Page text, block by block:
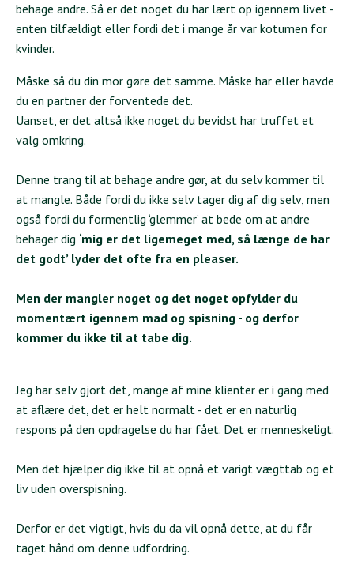
behage andre. Så er det noget du har lært op igennem livet -
enten tilfældigt eller fordi det i mange år var kotumen for
kvinder.
Måske så du din mor gøre det samme. Måske har eller havde
du en partner der forventede det.
Uanset, er det altså ikke noget du bevidst har truffet et
valg omkring.
Denne trang til at behage andre gør, at du selv kommer til
at mangle. Både fordi du ikke selv tager dig af dig selv, men
også fordi du formentlig ‘glemmer’ at bede om at andre
behager dig ‘mig er det ligemeget med, så længe de har
det godt’ lyder det ofte fra en pleaser.
Men der mangler noget og det noget opfylder du
momentært igennem mad og spisning - og derfor
kommer du ikke til at tabe dig.
Jeg har selv gjort det, mange af mine klienter er i gang med
at aflære det, det er helt normalt - det er en naturlig
respons på den opdragelse du har fået. Det er menneskeligt.
Men det hjælper dig ikke til at opnå et varigt vægttab og et
liv uden overspisning.
Derfor er det vigtigt, hvis du da vil opnå dette, at du får
taget hånd om denne udfordring.